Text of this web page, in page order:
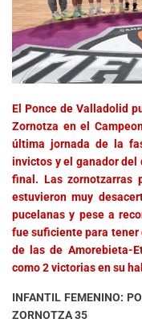
El Ponce de Valladolid
Zornotza en el
última jornada de la
invictos y el ganador del
final. Las zornotzarras
estuvieron muy
pucelanas y pese a
fue suficiente para tener
de las de Amorebieta-
como 2 victorias en su
INFANTIL FEMENINO:
ZORNOTZA 35